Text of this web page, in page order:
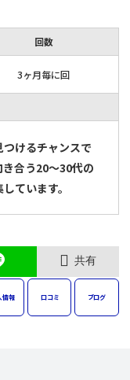
回数
3ヶ月毎に回
けるチャンスで
合う20〜30代の
ています。
共有
情報 口コミ ブログ